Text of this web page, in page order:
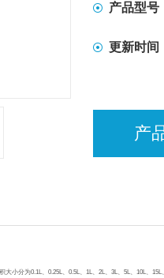
产品型号
更新时间
产
大小分为0.1L、0.25L、0.5L、1L、2L、3L、5L、10L、15L